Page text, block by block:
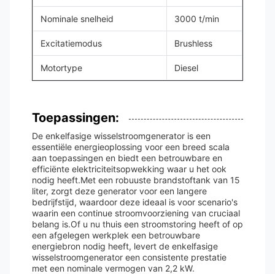
Nominale snelheid 3000 t/min
Excitatiemodus Brushless
Motortype Diesel
Toepassingen:
De enkelfasige wisselstroomgenerator is een
essentiële energieoplossing voor een breed scala
aan toepassingen en biedt een betrouwbare en
efficiënte elektriciteitsopwekking waar u het ook
nodig heeft.Met een robuuste brandstoftank van 15
liter, zorgt deze generator voor een langere
bedrijfstijd, waardoor deze ideaal is voor scenario's
waarin een continue stroomvoorziening van cruciaal
belang is.Of u nu thuis een stroomstoring heeft of op
een afgelegen werkplek een betrouwbare
energiebron nodig heeft, levert de enkelfasige
wisselstroomgenerator een consistente prestatie
met een nominale vermogen van 2,2 kW.